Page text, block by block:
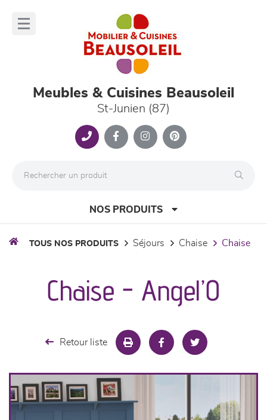
Meubles & Cuisines Beausoleil
St-Junien (87)
NOS PRODUITS
séjours
meubles de complément
literie
TOUS NOS PRODUITS séjours chaise chaise
Chaise - Angel’O
Retour liste